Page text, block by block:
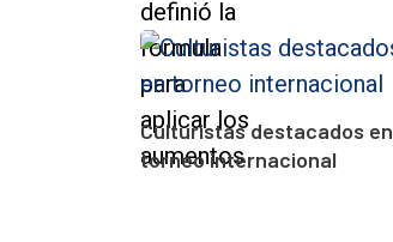
Culturistas destacados en
torneo internacional